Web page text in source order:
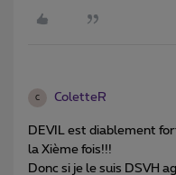
C ColetteR
DEVIL est diablement
la Xième fois!!!
Donc si je le suis DSVH